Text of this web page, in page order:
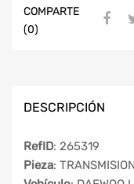
COMPARTE
(0)
DESCRIPCIÓN
RefID: 265319
Pieza: